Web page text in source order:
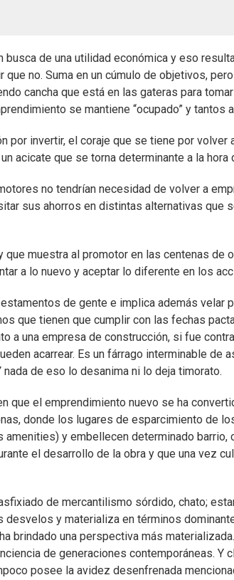
busca de una utilidad económica y eso
no. Suma en un cúmulo de objetivos,
cancha que está en las gateras para
se mantiene “ocupado” y tantos
por invertir, el coraje que se tiene por
acicate que se torna determinante a la
no tendrían necesidad de volver a
sus ahorros en distintas alternativas que
que muestra al promotor en las centenas de
a lo nuevo y aceptar lo diferente en los
de gente e implica además velar
que tienen que cumplir con las fechas
a una empresa de construcción, si fue
acarrear. Es un fárrago interminable de
nada de eso lo desanima ni lo deja timorato.
que el emprendimiento nuevo se ha
donde los lugares de esparcimiento de
y embellecen determinado
el desarrollo de la obra y que una vez
de mercantilismo sórdido, chato;
desvelos y materializa en términos
brindado una perspectiva más
de generaciones contemporáneas. Y
posee la avidez desenfrenada